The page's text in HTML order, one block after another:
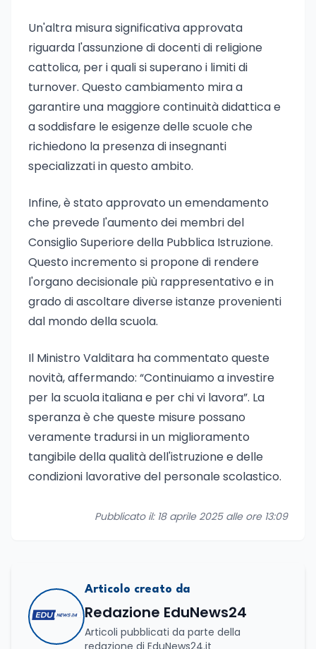
Un'altra misura significativa approvata
riguarda l'assunzione di docenti di religione
cattolica, per i quali si superano i limiti di
turnover. Questo cambiamento mira a
garantire una maggiore continuità didattica e
a soddisfare le esigenze delle scuole che
richiedono la presenza di insegnanti
specializzati in questo ambito.
Infine, è stato approvato un emendamento
che prevede l'aumento dei membri del
Consiglio Superiore della Pubblica Istruzione.
Questo incremento si propone di rendere
l'organo decisionale più rappresentativo e in
grado di ascoltare diverse istanze provenienti
dal mondo della scuola.
Il Ministro Valditara ha commentato queste
novità, affermando: “Continuiamo a investire
per la scuola italiana e per chi vi lavora”. La
speranza è che queste misure possano
veramente tradursi in un miglioramento
tangibile della qualità dell'istruzione e delle
condizioni lavorative del personale scolastico.
Pubblicato il: 18 aprile 2025 alle ore 13:09
Articolo creato da
Redazione EduNews24
Articoli pubblicati da parte della
redazione di EduNews24.it